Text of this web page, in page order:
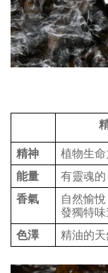
精神 植物生
能量
有靈魂的
香氣
自然愉
發獨特味
色澤 精油的